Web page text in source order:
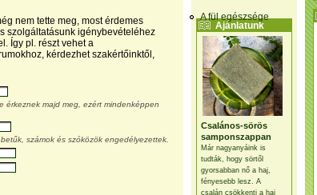
A fül egészsége
Ajánlatunk
Csalános-sörös
samponszappan
Már nagyanyáink is
tudták, hogy sörtől
gyorsabban nő a haj,
fényesebb lesz. A
csalán csökkenti a haj
nem tette meg, most érdemes
szolgáltatásunk igénybevételéhez
Így pl. részt vehet a
kérdezhet szakértőinktől,
érkeznek majd meg, ezért mindenképpen
számok és szóközök engedélyezettek.